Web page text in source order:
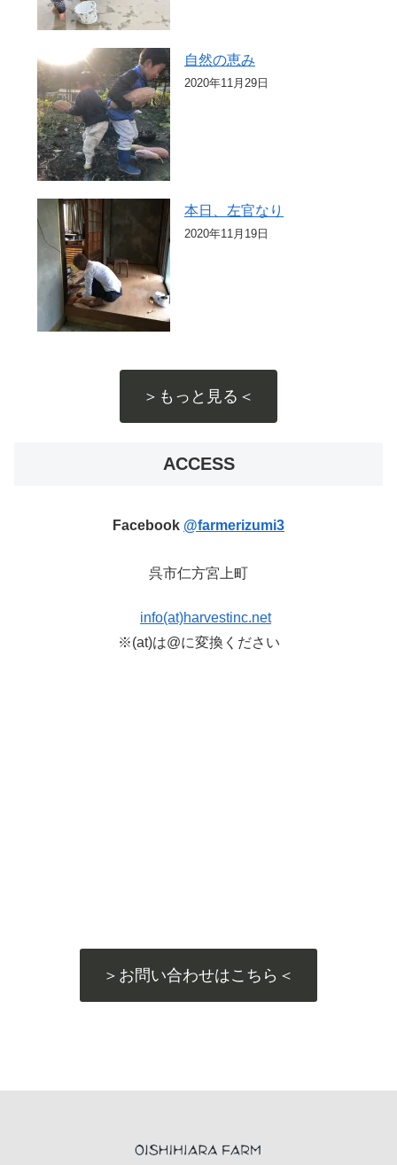
自然の恵み
2020年11月29日
本日、左官なり
2020年11月19日
＞もっと見る＜
ACCESS
Facebook @farmerizumi3
呉市仁方宮上町
info(at)harvestinc.net
※(at)は@に変換ください
＞お問い合わせはこちら＜